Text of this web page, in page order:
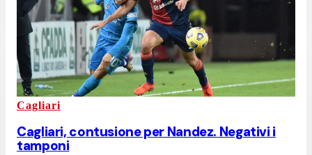
Cagliari
Cagliari, contusione per Nandez. Negativi i
tamponi